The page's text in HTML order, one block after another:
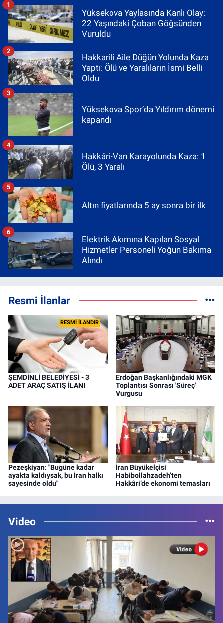
Yüksekova Yaylasında Kanlı Olay:
22 Yaşındaki Çoban Göğsünden
Vuruldu
1
Hakkarili Aile Düğün Yolunda Kaza
Yaptı: Ölü ve Yaralıların İsmi Belli
Oldu
2
Yüksekova Spor’da Yıldırım dönemi
kapandı
3
Hakkâri-Van Karayolunda Kaza: 1
Ölü, 3 Yaralı
4
Altın fiyatlarında 5 ay sonra bir ilk
5
Elektrik Akımına Kapılan Sosyal
Hizmetler Personeli Yoğun Bakıma
Alındı
6
Resmi İlanlar
RESMİ İLANDIR
ŞEMDİNLİ BELEDİYESİ - 3
ADET ARAÇ SATIŞ İLANI
Erdoğan Başkanlığındaki MGK
Toplantısı Sonrası 'Süreç'
Vurgusu
Pezeşkiyan: "Bugüne kadar
ayakta kaldıysak, bu İran halkı
sayesinde oldu"
İran Büyükelçisi
Habibollahzadeh’ten
Hakkâri’de ekonomi temasları
Video